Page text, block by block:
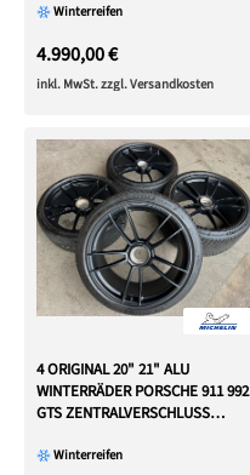
Winterreifen
4.990,00 €
inkl. MwSt. zzgl. Versandkosten
4 ORIGINAL 20" 21" ALU
WINTERRÄDER PORSCHE 911 992
GTS ZENTRALVERSCHLUSS
Winterreifen